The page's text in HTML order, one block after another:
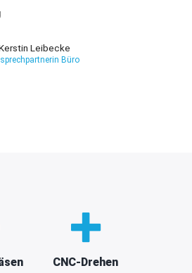
Leibecke
Büro
CNC-Drehen